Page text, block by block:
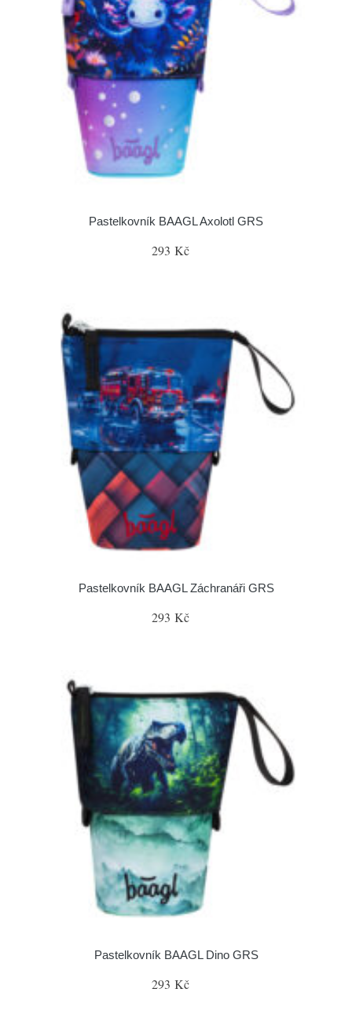
Pastelkovník BAAGL Axolotl GRS
293 Kč
Pastelkovník BAAGL Záchranáři GRS
293 Kč
Pastelkovník BAAGL Dino GRS
293 Kč